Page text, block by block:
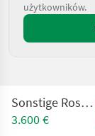
użytkowników.
Sonstige Rosenlew 360
3.600 €